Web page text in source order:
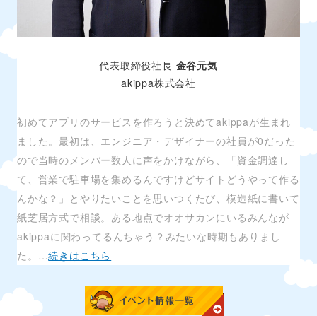
代表取締役社長 金谷元気
akippa株式会社
初めてアプリのサービスを作ろうと決めてakippaが生まれ
ました。最初は、エンジニア・デザイナーの社員が0だった
ので当時のメンバー数人に声をかけながら、「資金調達し
て、営業で駐車場を集めるんですけどサイトどうやって作る
んかな？」とやりたいことを思いつくたび、模造紙に書いて
紙芝居方式で相談。ある地点でオオサカンにいるみんなが
akippaに関わってるんちゃう？みたいな時期もありまし
た。…続きはこちら